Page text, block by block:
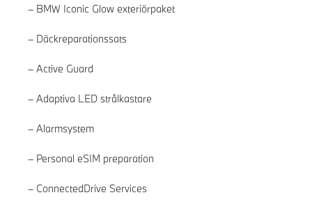
BMW Iconic Glow exteriörpaket
Däckreparationssats
Active Guard
Adaptiva LED strålkastare
Alarmsystem
Personal eSIM preparation
ConnectedDrive Services